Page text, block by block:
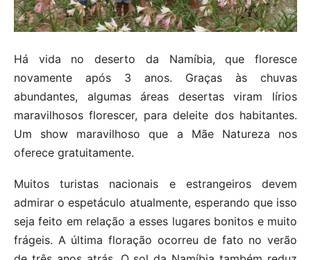
Há vida no deserto da Namíbia, que floresce
novamente após 3 anos. Graças às chuvas
abundantes, algumas áreas desertas viram lírios
maravilhosos florescer, para deleite dos habitantes.
Um show maravilhoso que a Mãe Natureza nos
oferece gratuitamente.
Muitos turistas nacionais e estrangeiros devem
admirar o espetáculo atualmente, esperando que isso
seja feito em relação a esses lugares bonitos e muito
frágeis. A última floração ocorreu de fato no verão